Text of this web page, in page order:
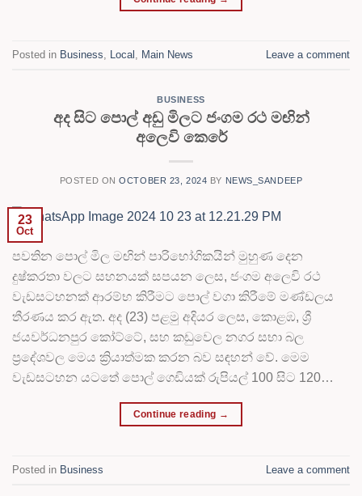
Posted in Business Local Main News Leave a comment
BUSINESS
අද සිට පොල් අඩු මිලට ජංගම රථ මඟින්
අලෙවි කෙරේ
POSTED ONOCTOBER 23, 2024 BY NEWS_SANDEEP
23
Oct
පවතින පොල් මිල මඟින් පාරිභෝගිකයින් මුහුණ දෙන
දුෂ්කරතා වලට සහනයක් සපයන ලෙස, ජංගම අලෙවි රථ
වැඩසටහනක් ආරම්භ කිරීමට පොල් වගා කිරීමේ මණ්ඩලය
තීරණය කර ඇත. අද (23) පළමු අදියර ලෙස, කොළඹ, ශ්‍රී
ජයවර්ධනපුර කෝට්ටේ, සහ කඩුවෙල නගර සභා බල
ප්‍රදේශවල මෙය ක්‍රියාත්මක කරන බව සඳහන් වේ. මෙම
වැඩසටහන යටතේ පොල් ගෙඩියක් රුපියල් 100 සිට 120…
Continue reading →
Posted in Business Leave a comment